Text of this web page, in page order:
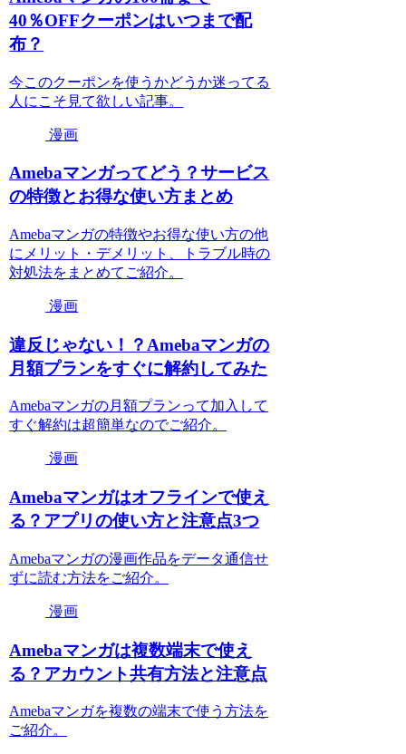
40％OFFクーポンはいつまで配
布？
今このクーポンを使うかどうか迷ってる
人にこそ見て欲しい記事。
漫画
Amebaマンガってどう？サービス
の特徴とお得な使い方まとめ
Amebaマンガの特徴やお得な使い方の他
にメリット・デメリット、トラブル時の
対処法をまとめてご紹介。
漫画
違反じゃない！？Amebaマンガの
月額プランをすぐに解約してみた
Amebaマンガの月額プランって加入して
すぐ解約は超簡単なのでご紹介。
漫画
Amebaマンガはオフラインで使え
る？アプリの使い方と注意点3つ
Amebaマンガの漫画作品をデータ通信せ
ずに読む方法をご紹介。
漫画
Amebaマンガは複数端末で使え
る？アカウント共有方法と注意点
Amebaマンガを複数の端末で使う方法を
ご紹介。